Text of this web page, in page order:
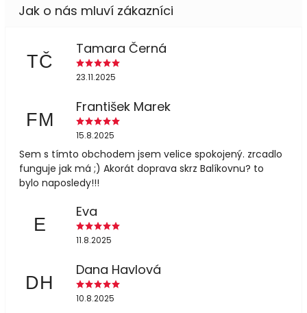
TČ
Tamara Černá
23.11.2025
FM
František Marek
15.8.2025
Sem s tímto obchodem jsem velice spokojený. zrcadlo
funguje jak má ;) Akorát doprava skrz Balíkovnu? to
bylo naposledy!!!
E
Eva
11.8.2025
DH
Dana Havlová
10.8.2025